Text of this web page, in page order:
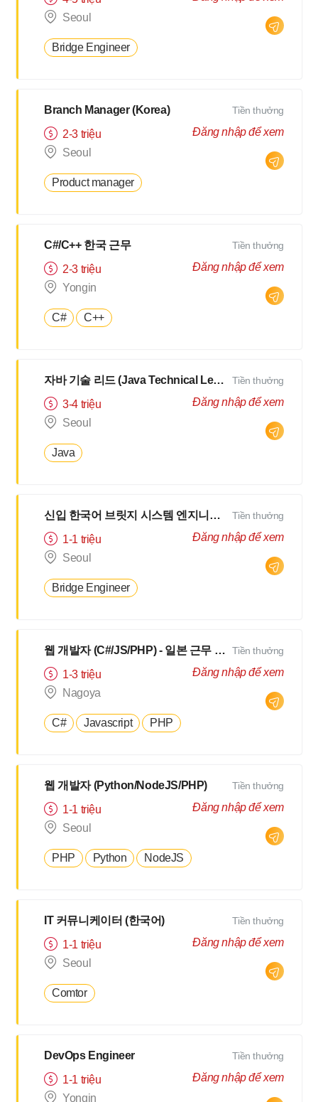
Seoul
Bridge Engineer
Branch Manager (Korea)
2-3 triệu
Seoul
Product manager
Tiền thưởng
Đăng nhập để xem
C#/C++ 한국 근무
2-3 triệu
Yongin
C# C++
Tiền thưởng
Đăng nhập để xem
자바 기술 리드 (Java Technical Lead)
3-4 triệu
Seoul
Java
Tiền thưởng
Đăng nhập để xem
신입 한국어 브릿지 시스템 엔지니어 (BrSE)
1-1 triệu
Seoul
Bridge Engineer
Tiền thưởng
Đăng nhập để xem
웹 개발자 (C#/JS/PHP) - 일본 근무 - 일본어 N3 이상
1-3 triệu
Nagoya
C# Javascript PHP
Tiền thưởng
Đăng nhập để xem
웹 개발자 (Python/NodeJS/PHP)
1-1 triệu
Seoul
PHP Python NodeJS
Tiền thưởng
Đăng nhập để xem
IT 커뮤니케이터 (한국어)
1-1 triệu
Seoul
Comtor
Tiền thưởng
Đăng nhập để xem
DevOps Engineer
1-1 triệu
Yongin
Tiền thưởng
Đăng nhập để xem